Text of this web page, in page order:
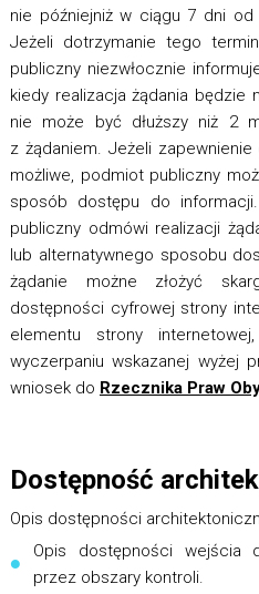
nie późniejniż w ciągu 7 dni od
Jeżeli dotrzymanie tego
publiczny niezwłocznie
kiedy realizacja żądania będzie
nie może być dłuższy niż 2
z żądaniem. Jeżeli
możliwe, podmiot publiczny
sposób dostępu do
publiczny odmówi realizacji
lub alternatywnego sposobu
żądanie możne złożyć
dostępności cyfrowej strony
elementu strony
wyczerpaniu wskazanej wyżej
wniosek do Rzecznika Praw
Dostępność
Opis dostępności
Opis dostępności wejścia
przez obszary kontroli.